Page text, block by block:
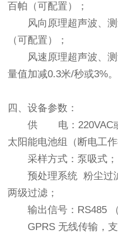
百帕（可配置）；
风向原理超声波
（可配置）；
风速原理超声波、
量值加减0.3米/秒或3%。
四、设备参数：
供 电：220VAC或
太阳能电池组（断电工
采样方式 ：泵吸式；
预处理系统 粉尘过
两级过滤；
输出信号 ： RS485
GPRS 无线传输，